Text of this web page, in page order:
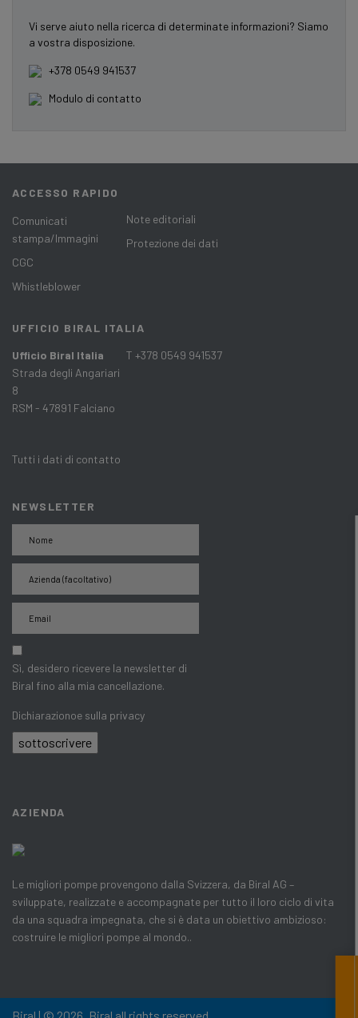
Vi serve aiuto nella ricerca di determinate informazioni? Siamo
a vostra disposizione.
+378 0549 941537
Modulo di contatto
ACCESSO RAPIDO
Comunicati
stampa/Immagini
CGC
Whistleblower
Note editoriali
Protezione dei dati
UFFICIO BIRAL ITALIA
Ufficio Biral Italia
Strada degli Angariari
8
RSM - 47891 Falciano
Tutti i dati di contatto
T +378 0549 941537
NEWSLETTER
Sì, desidero ricevere la newsletter di
Biral fino alla mia cancellazione.
Dichiarazionoe sulla privacy
sottoscrivere
AZIENDA
Le migliori pompe provengono dalla Svizzera, da Biral AG –
sviluppate, realizzate e accompagnate per tutto il loro ciclo di vita
da una squadra impegnata, che si è data un obiettivo ambizioso:
costruire le migliori pompe al mondo..